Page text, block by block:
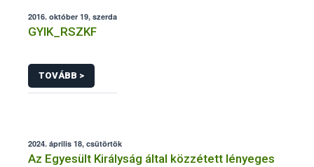
2016. október 19, szerda
GYIK_RSZKF
TOVÁBB >
2024. április 18, csütörtök
Az Egyesült Királyság által közzétett lényeges